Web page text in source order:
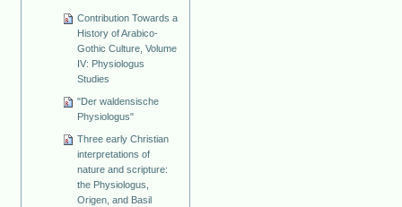
Contribution Towards a
History of Arabico-
Gothic Culture, Volume
IV: Physiologus
Studies
"Der waldensische
Physiologus"
Three early Christian
interpretations of
nature and scripture:
the Physiologus,
Origen, and Basil